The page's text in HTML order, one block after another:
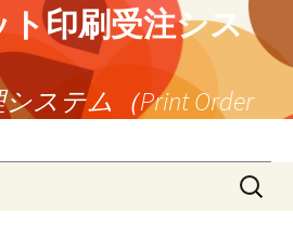
ト印刷受注シス
ステム（Print Order
検
索: